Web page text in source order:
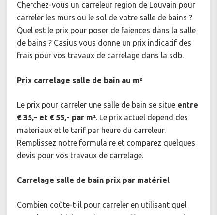
Cherchez-vous un carreleur region de Louvain pour
carreler les murs ou le sol de votre salle de bains ?
Quel est le prix pour poser de faiences dans la salle
de bains ? Casius vous donne un prix indicatif des
frais pour vos travaux de carrelage dans la sdb.
Prix carrelage salle de bain au m²
Le prix pour carreler une salle de bain se situe entre
€ 35,- et € 55,- par m². Le prix actuel depend des
materiaux et le tarif par heure du carreleur.
Remplissez notre formulaire et comparez quelques
devis pour vos travaux de carrelage.
Carrelage salle de bain prix par matériel
Combien coûte-t-il pour carreler en utilisant quel